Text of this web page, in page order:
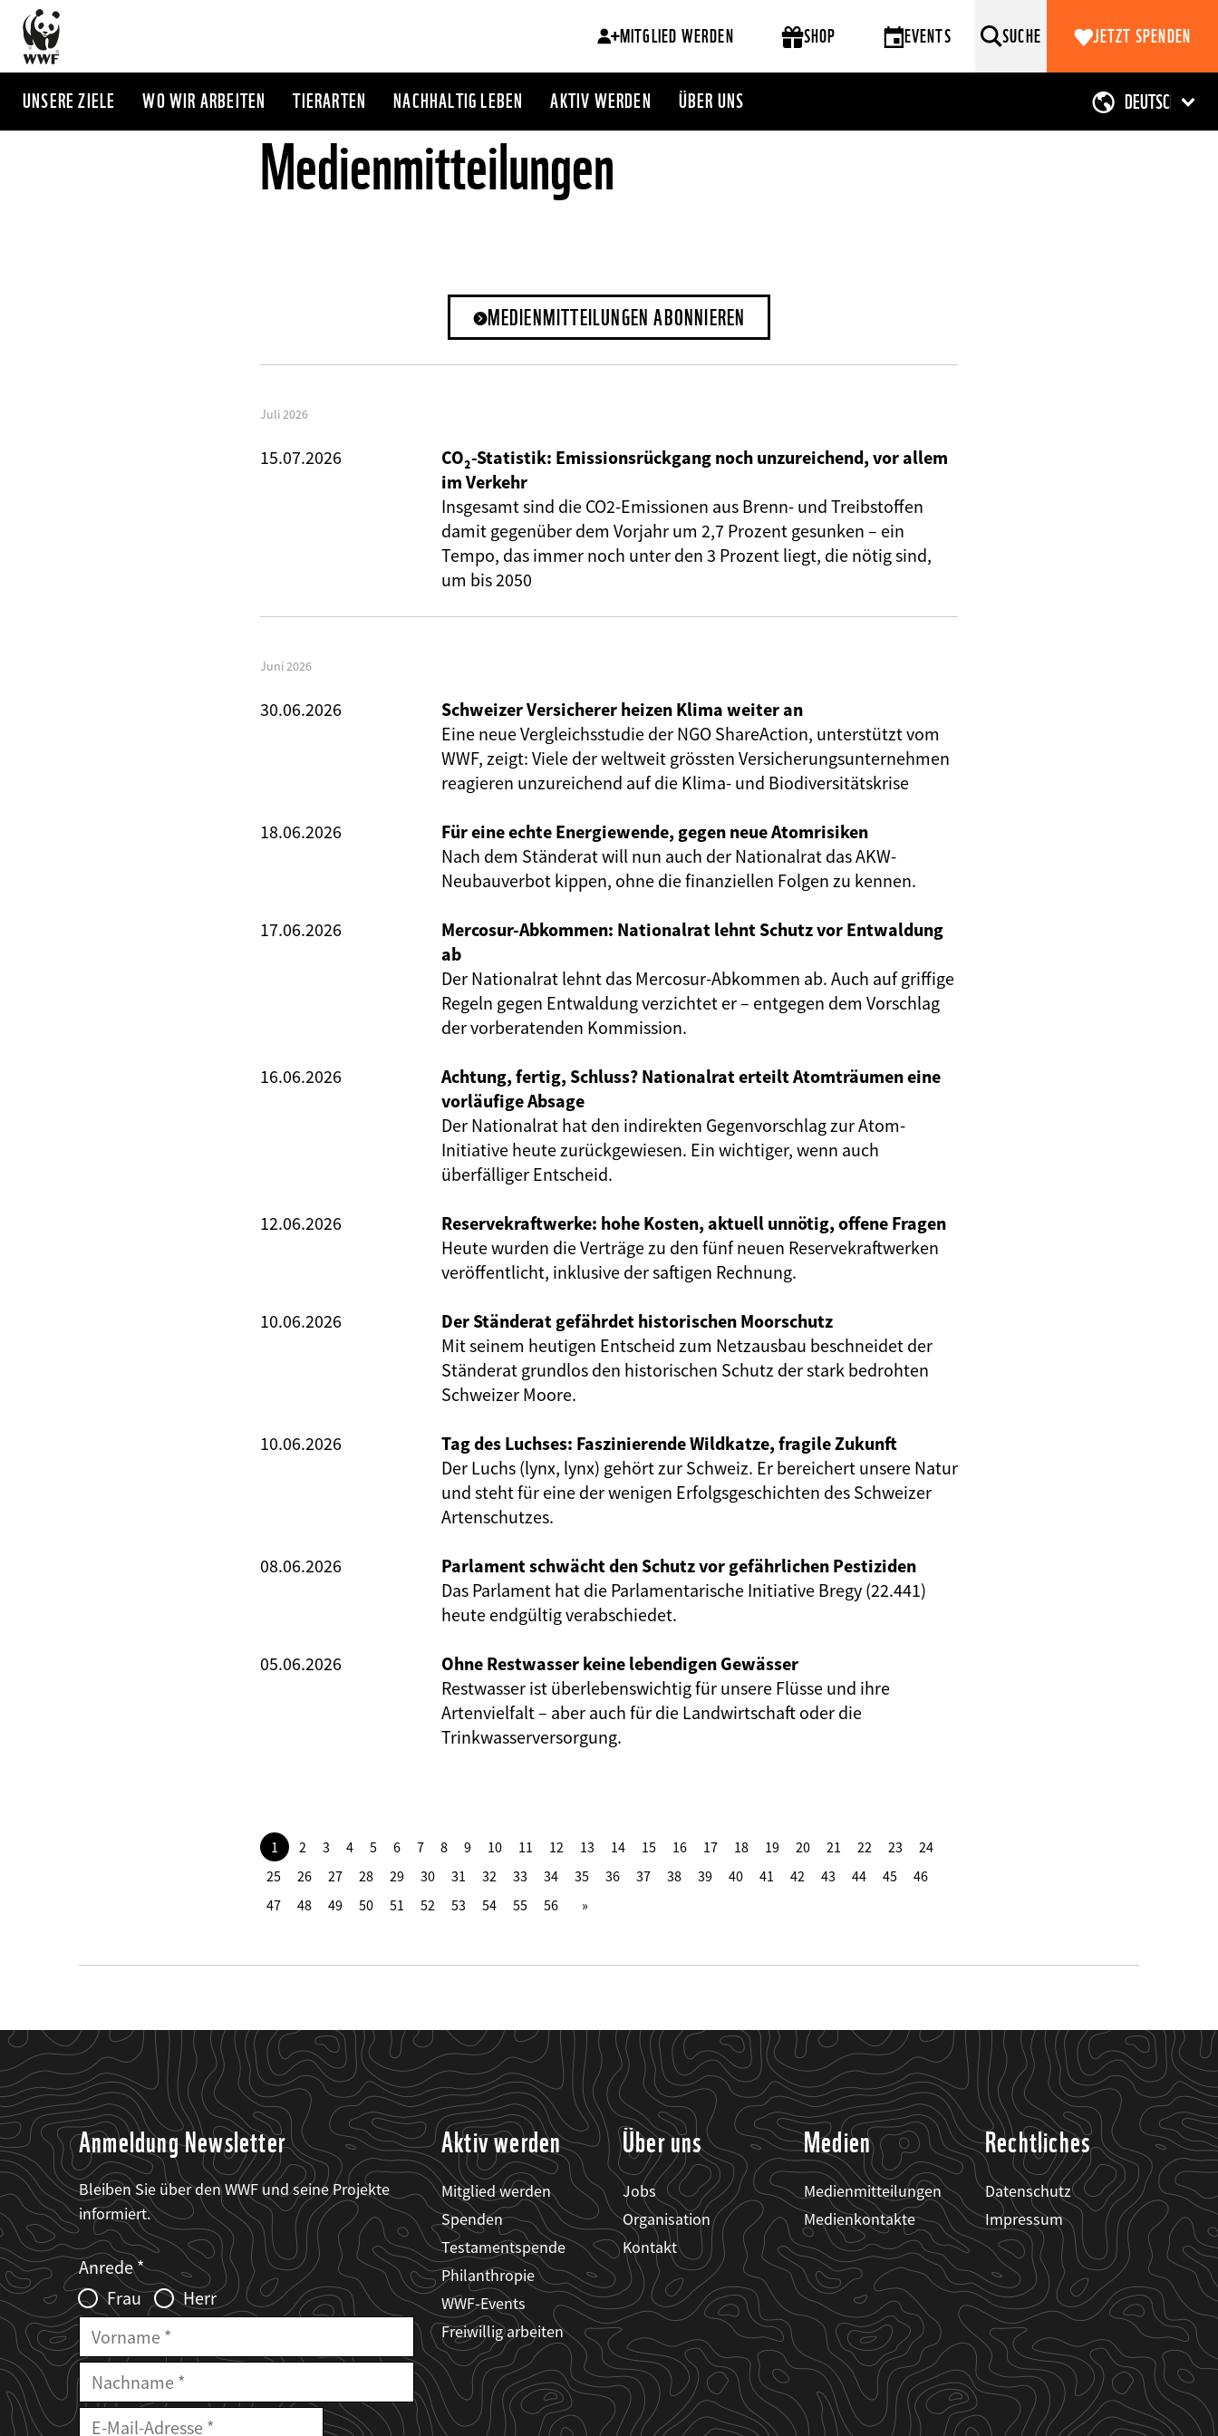
Direkt
zum
Inhalt
MITGLIED WERDEN SHOP EVENTS SUCHE JETZT SPENDEN
UNSERE ZIELE WO WIR ARBEITEN TIERARTEN NACHHALTIG LEBEN AKTIV WERDEN ÜBER UNS
Medienmitteilungen
MEDIENMITTEILUNGEN ABONNIEREN
Juli 2026
15.07.2026
CO₂-Statistik: Emissionsrückgang noch unzureichend, vor allem
im Verkehr
Insgesamt sind die CO2-Emissionen aus Brenn- und Treibstoffen
damit gegenüber dem Vorjahr um 2,7 Prozent gesunken – ein
Tempo, das immer noch unter den 3 Prozent liegt, die nötig sind,
um bis 2050
Juni 2026
30.06.2026
Schweizer Versicherer heizen Klima weiter an
Eine neue Vergleichsstudie der NGO ShareAction, unterstützt vom
WWF, zeigt: Viele der weltweit grössten Versicherungsunternehmen
reagieren unzureichend auf die Klima- und Biodiversitätskrise
18.06.2026
Für eine echte Energiewende, gegen neue Atomrisiken
Nach dem Ständerat will nun auch der Nationalrat das AKW-
Neubauverbot kippen, ohne die finanziellen Folgen zu kennen.
17.06.2026
Mercosur-Abkommen: Nationalrat lehnt Schutz vor Entwaldung
ab
Der Nationalrat lehnt das Mercosur-Abkommen ab. Auch auf griffige
Regeln gegen Entwaldung verzichtet er – entgegen dem Vorschlag
der vorberatenden Kommission.
16.06.2026
Achtung, fertig, Schluss? Nationalrat erteilt Atomträumen eine
vorläufige Absage
Der Nationalrat hat den indirekten Gegenvorschlag zur Atom-
Initiative heute zurückgewiesen. Ein wichtiger, wenn auch
überfälliger Entscheid.
12.06.2026
Reservekraftwerke: hohe Kosten, aktuell unnötig, offene Fragen
Heute wurden die Verträge zu den fünf neuen Reservekraftwerken
veröffentlicht, inklusive der saftigen Rechnung.
10.06.2026
Der Ständerat gefährdet historischen Moorschutz
Mit seinem heutigen Entscheid zum Netzausbau beschneidet der
Ständerat grundlos den historischen Schutz der stark bedrohten
Schweizer Moore.
10.06.2026
Tag des Luchses: Faszinierende Wildkatze, fragile Zukunft
Der Luchs (lynx, lynx) gehört zur Schweiz. Er bereichert unsere Natur
und steht für eine der wenigen Erfolgsgeschichten des Schweizer
Artenschutzes.
08.06.2026
Parlament schwächt den Schutz vor gefährlichen Pestiziden
Das Parlament hat die Parlamentarische Initiative Bregy (22.441)
heute endgültig verabschiedet.
05.06.2026
Ohne Restwasser keine lebendigen Gewässer
Restwasser ist überlebenswichtig für unsere Flüsse und ihre
Artenvielfalt – aber auch für die Landwirtschaft oder die
Trinkwasserversorgung.
1 2 3 4 5 6 7 8 9 10 11 12 13 14 15 16 17 18 19 20 21 22 23
24
25
26 27 28 29 30 31 32 33 34 35 36 37 38 39 40 41 42 43 44 45
46
47
48 49 50 51 52 53 54 55 56
Anmeldung Newsletter
Bleiben Sie über den WWF und seine Projekte
informiert.
Web2Case
Infofelder
Fieldset
anrede_name
Anrede
Frau
Herr
Vorname
Nachname
E-
Mailadresse
Aktiv werden
Mitglied werden
Spenden
Testamentspende
Philanthropie
WWF-Events
Freiwillig arbeiten
Über uns
Jobs
Organisation
Kontakt
Medien
Medienmitteilungen
Medienkontakte
Rechtliches
Datenschutz
Impressum